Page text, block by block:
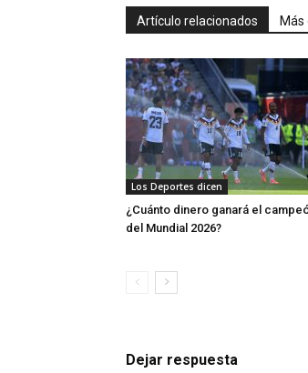
Artículo relacionados
Los Deportes dicen
¿Cuánto dinero ganará el
del Mundial 2026?
Dejar respuesta